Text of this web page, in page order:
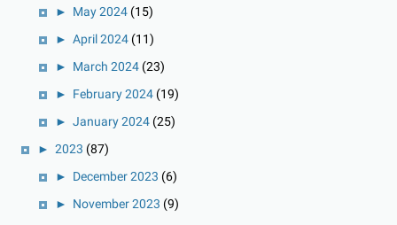
► May 2024 (15)
► April 2024 (11)
► March 2024 (23)
► February 2024 (19)
► January 2024 (25)
► 2023 (87)
► December 2023 (6)
► November 2023 (9)